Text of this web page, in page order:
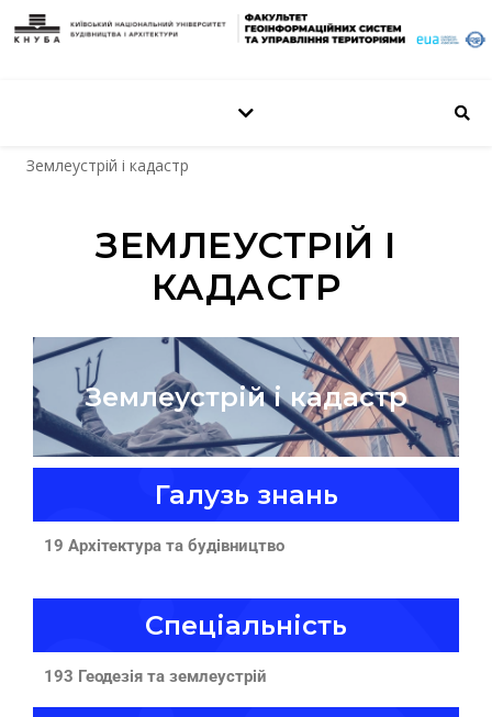
Землеустрій і кадастр
ЗЕМЛЕУСТРІЙ І
КАДАСТР
Землеустрій і кадастр
Галузь знань
19 Архітектура та будівництво
Спеціальність
193 Геодезія та землеустрій